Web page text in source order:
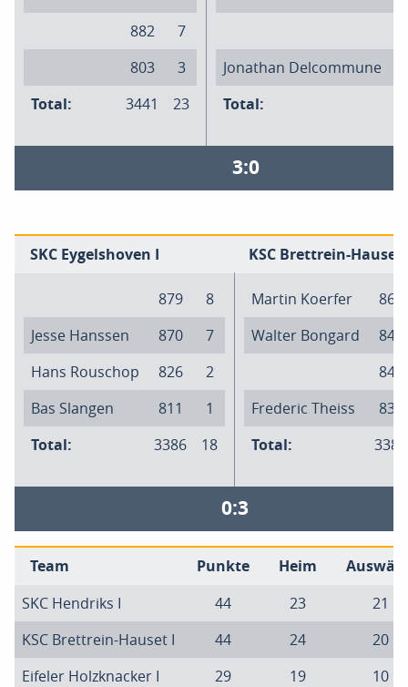
882
7
803
3
Total:
3441 23
Jonathan Delcommune
Total:
3:0
SKC Eygelshoven I KSC Brettrein-Hauset
879
8
Jesse Hanssen
870
7
Hans Rouschop
826
2
Bas Slangen
811
1
Total:
3386 18
Martin Koerfer
861
Walter Bongard
847
843
Frederic Theiss
836
Total:
3387
0:3
Team Punkte Heim
SKC Hendriks I
44 23
21
KSC Brettrein-Hauset I
44 24
20
Eifeler Holzknacker I
29 19
10